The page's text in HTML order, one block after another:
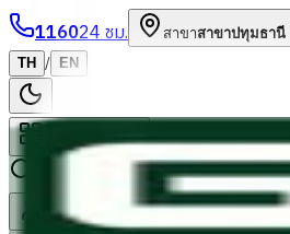
116024 ชม. สาขาสาขาปทุมธานี
TH
/ EN
หมวดหมู่สินค้า
ค้นหา
บัญชีของฉัน